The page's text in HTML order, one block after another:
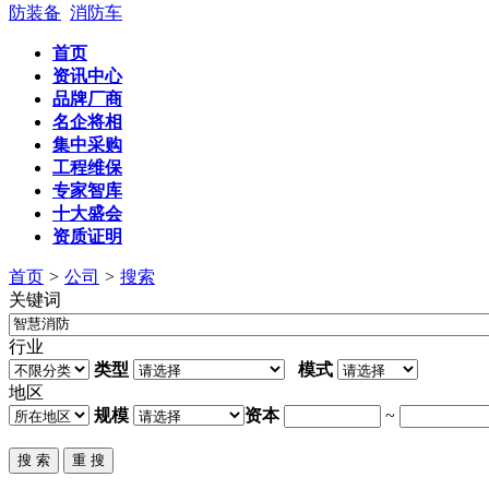
防装备 消防车
首页
资讯中心
品牌厂商
名企将相
集中采购
工程维保
专家智库
十大盛会
资质证明
首页 > 公司 > 搜索
关键词
行业
类型
模式
地区
规模
资本 ~